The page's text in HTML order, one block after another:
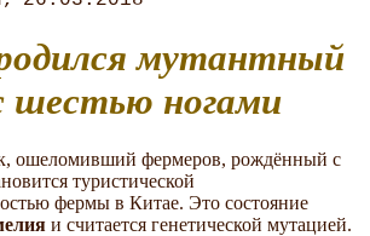
шестью ногами
ошеломивший фермеров, рождённый с
туристической
фермы в Китае. Это состояние
и считается генетической мутацией.